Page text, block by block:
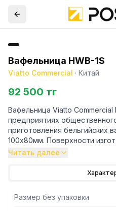
Вафельница HWB-1S
Viatto Commercial · Китай
92 500 тг
Вафельница Viatto Commercial
предприятиях
приготовления бельгийских
100х80мм. Поверхности изготовлены из
тефлоновым антипригарным
Читать далее
Размер без упаковки